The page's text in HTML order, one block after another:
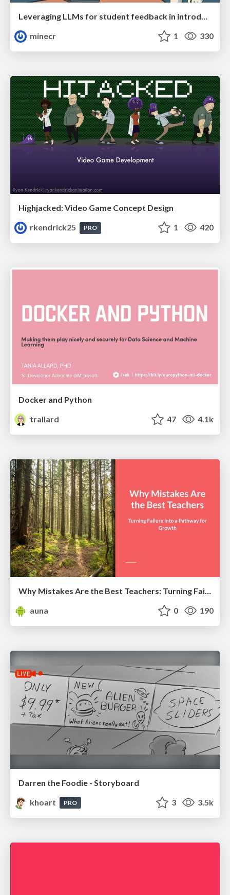
Leveraging LLMs for student feedback in introductory data science courses - posit::conf(2025)
minecr
1 330
Highjacked: Video Game Concept Design
rkendrick25
PRO 1 420
Docker and Python
trallard
47 4.1k
Why Mistakes Are the Best Teachers: Turning Failure into a Pathway for Growth
auna
0 190
Darren the Foodie - Storyboard
khoart
PRO 3 3.5k